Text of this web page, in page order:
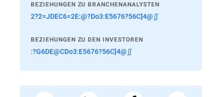
BEZIEHUNGEN ZU BRANCHENANALYSTEN
2?2=JDEC6=2E:@?Do3:E5676?56C]4@∬
BEZIEHUNGEN ZU DEN INVESTOREN
:?G6DE@CDo3:E5676?56C]4@∬